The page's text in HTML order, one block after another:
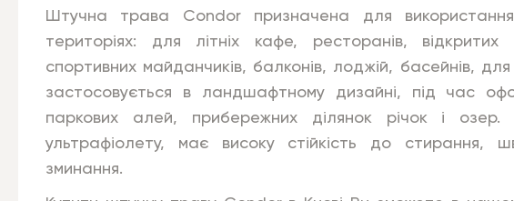
Штучна трава Condor призначена для
територіях: для літніх кафе, ресторанів, відкритих
спортивних майданчиків, балконів, лоджій, басейнів,
застосовується в ландшафтному дизайні, під час
паркових алей, прибережних ділянок річок і
ультрафіолету, має високу стійкість до стирання,
зминання.